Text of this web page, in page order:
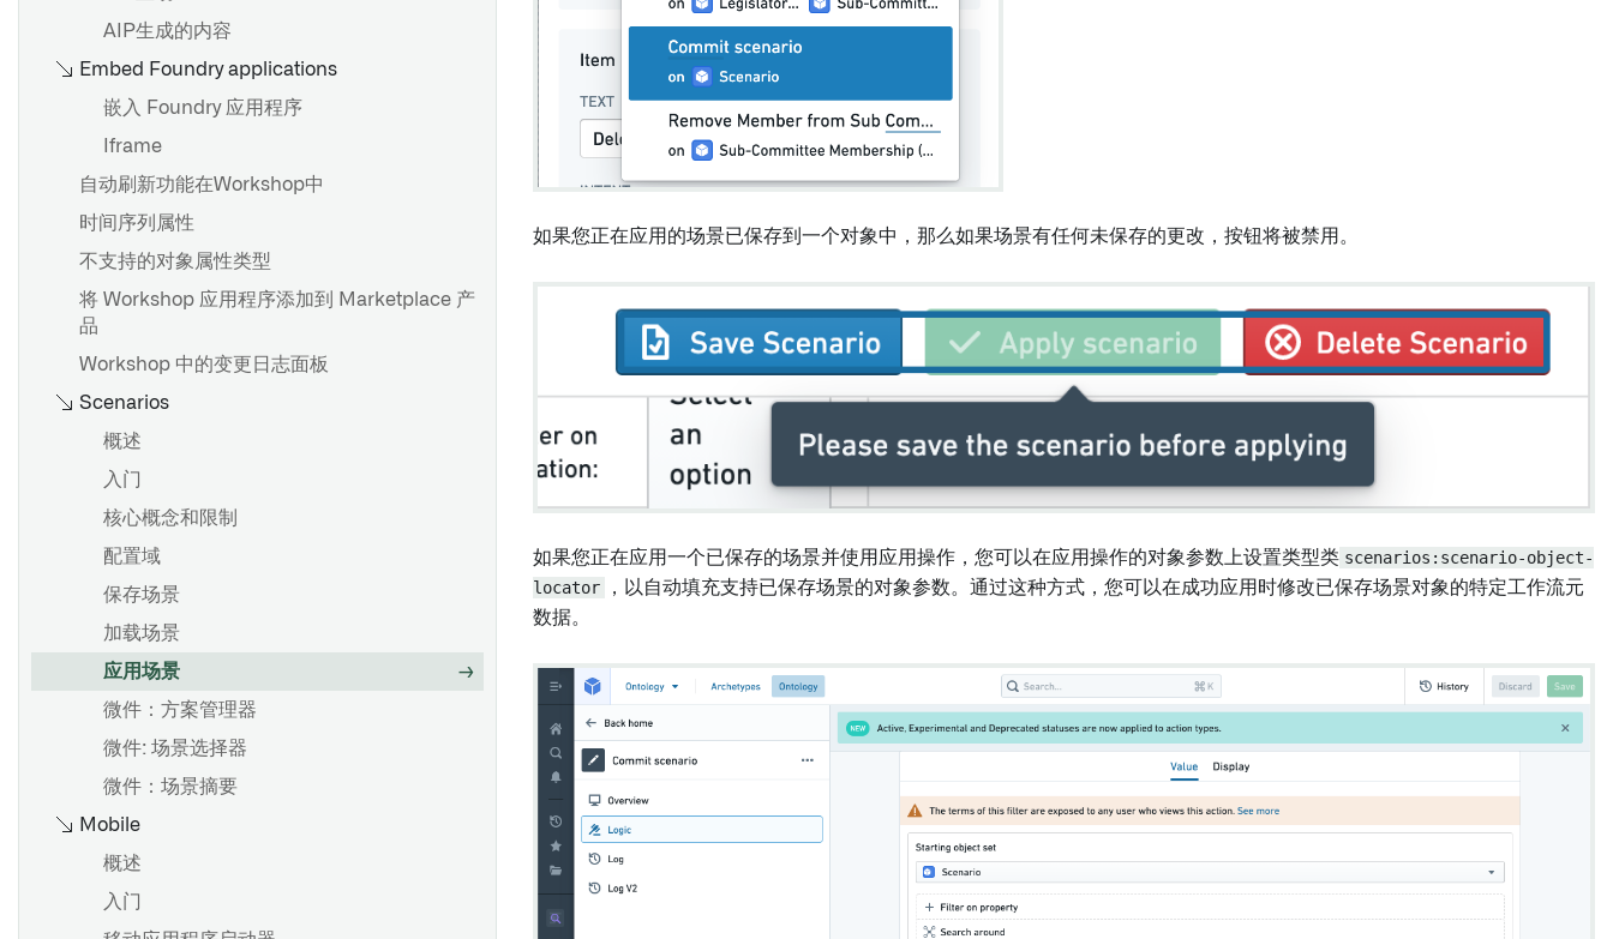
AIP生成的内容
Embed Foundry applications
嵌入 Foundry 应用程序
Iframe
自动刷新功能在Workshop中
时间序列属性
不支持的对象属性类型
将 Workshop 应用程序添加到 Marketplace 产
品
Workshop 中的变更日志面板
Scenarios
概述
入门
核心概念和限制
配置域
保存场景
加载场景
应用场景
微件：方案管理器
微件: 场景选择器
微件：场景摘要
Mobile
概述
入门
如果您正在应用的场景已保存到一个对象中，那么如果场景有任何未保存的更改，按钮将被禁用。
如果您正在应用一个已保存的场景并使用应用操作，您可以在应用操作的对象参数上设置类型类 scenarios:scenario-object-
locator
，以自动填充支持已保存场景的对象参数。通过这种方式，您可以在成功应用时修改已保存场景对象的特定工作流元
数据。